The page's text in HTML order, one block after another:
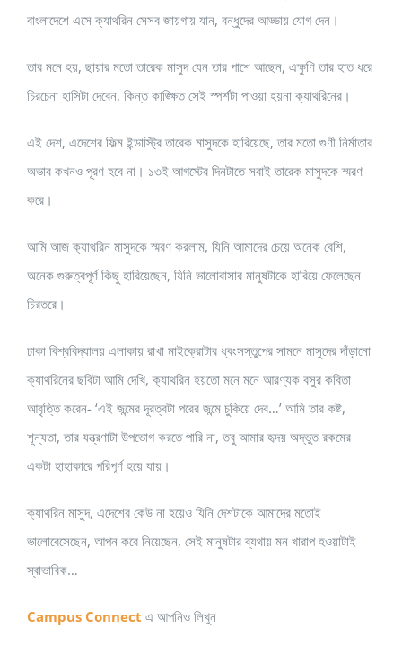
বাংলাদেশে এসে ক্যাথরিন সেসব জায়গায় যান, বন্ধুদের আড্ডায় যোগ দেন।
তার মনে হয়, ছায়ার মতো তারেক মাসুদ যেন তার পাশে আছেন, এক্ষুণি তার হাত ধরে
চিরচেনা হাসিটা দেবেন, কিন্ত কাঙ্ক্ষিত সেই স্পর্শটা পাওয়া হয়না ক্যাথরিনের।
এই দেশ, এদেশের ফিল্ম ইন্ডাস্ট্রি তারেক মাসুদকে হারিয়েছে, তার মতো গুণী নির্মাতার
অভাব কখনও পূরণ হবে না। ১৩ই আগস্টের দিনটাতে সবাই তারেক মাসুদকে স্মরণ
করে।
আমি আজ ক্যাথরিন মাসুদকে স্মরণ করলাম, যিনি আমাদের চেয়ে অনেক বেশি,
অনেক গুরুত্বপূর্ণ কিছু হারিয়েছেন, যিনি ভালোবাসার মানুষটাকে হারিয়ে ফেলেছেন
চিরতরে।
ঢাকা বিশ্ববিদ্যালয় এলাকায় রাখা মাইক্রোটার ধ্বংসস্তুপের সামনে মাসুদের দাঁড়ানো
ক্যাথরিনের ছবিটা আমি দেখি, ক্যাথরিন হয়তো মনে মনে আরণ্যক বসুর কবিতা
আবৃত্তি করেন- ‘এই জন্মের দূরত্বটা পরের জন্মে চুকিয়ে দেব…’ আমি তার কষ্ট,
শূন্যতা, তার যন্ত্রণাটা উপভোগ করতে পারি না, তবু আমার হৃদয় অদ্ভুত রকমের
একটা হাহাকারে পরিপূর্ণ হয়ে যায়।
ক্যাথরিন মাসুদ, এদেশের কেউ না হয়েও যিনি দেশটাকে আমাদের মতোই
ভালোবেসেছেন, আপন করে নিয়েছেন, সেই মানুষটার ব্যথায় মন খারাপ হওয়াটাই
স্বাভাবিক…
Campus Connect এ আপনিও লিখুন